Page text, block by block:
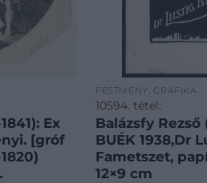
Ex
[gróf
FESTMÉNY, GRAFIKA
10594. tétel:
Balázsfy Rezső
BUÉK 1938,Dr
Fametszet,
12×9 cm